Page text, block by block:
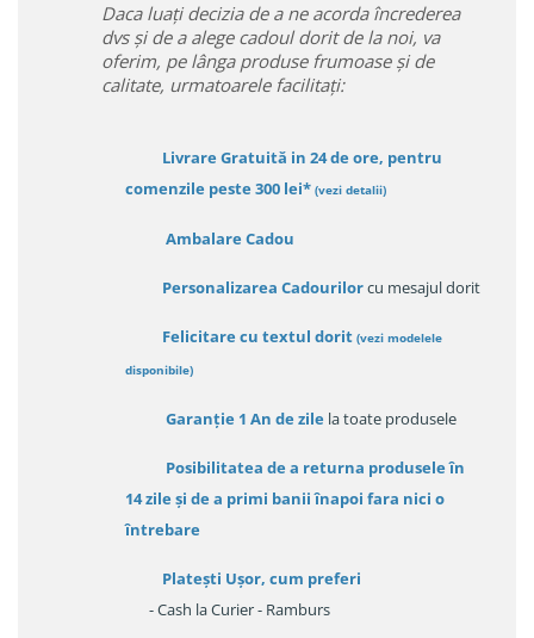
Daca luați decizia de a ne acorda încrederea
dvs și de a alege cadoul dorit de la noi, va
oferim, pe lânga produse frumoase și de
calitate, urmatoarele facilitați:
Livrare Gratuită in 24 de ore, pentru
comenzile peste 300 lei* (vezi detalii)
Ambalare Cadou
Personalizarea Cadourilorcu mesajul dorit
Felicitare cu textul dorit (vezi modelele
disponibile)
Garanție 1 An de zile la toate produsele
Posibilitatea de a returna produsele în
14 zileși de a primi banii înapoi fara nici o
întrebare
Platești Ușor, cum preferi
- Cash la Curier - Ramburs